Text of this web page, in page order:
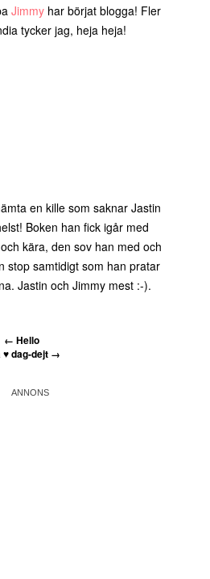
Jimmyhar börjat blogga! Fler
tycker jag, heja heja!
en kille som saknar Jastin
Boken han fick igår med
kära, den sov han med och
stop samtidigt som han pratar
Jastin och Jimmy mest :-).
← Hello
♥ dag-dejt →